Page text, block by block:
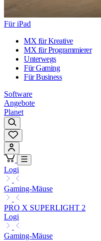
Für iPad
MX für Kreative
MX für Programmierer
Unterwegs
Für Gaming
Für Business
Software
Angebote
Planet
Logi
Gaming-Mäuse
PRO X SUPERLIGHT 2
Logi
Gaming-Mäuse